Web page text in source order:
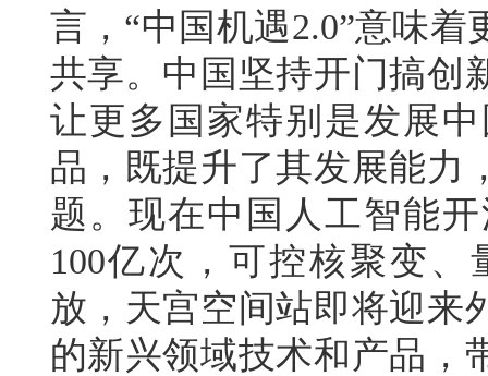
言，“中国机遇2.0”意味
共享。中国坚持开门搞创
让更多国家特别是发展
品，既提升了其发展能力
题。现在中国人工智能
100亿次，可控核聚变
放，天宫空间站即将迎来
的新兴领域技术和产品，